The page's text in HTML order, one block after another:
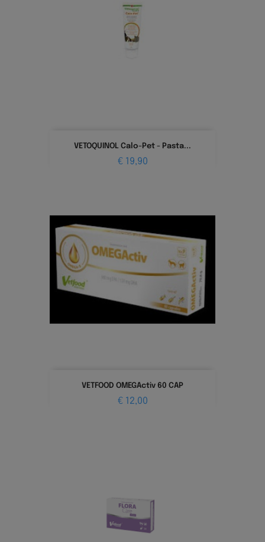
VETOQUINOL Calo-Pet - Pasta...
Prijs
€ 19,90
VETFOOD OMEGActiv 60 CAP
Prijs
€ 12,00